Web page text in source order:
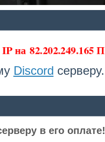
IP на82.202.249.165
Discord серверу.
в его оплате!